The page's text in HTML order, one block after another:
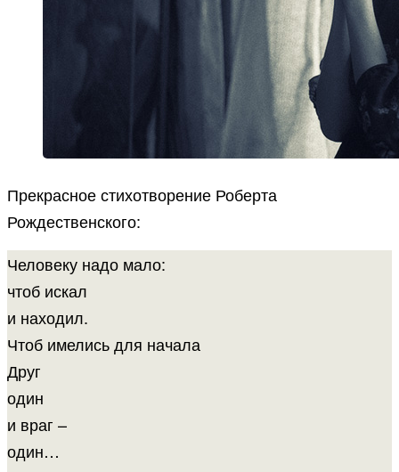
Прекрасное стихотворение Роберта
Рождественского:
Человеку надо мало:
чтоб искал
и находил.
Чтоб имелись для начала
Друг
один
и враг –
один…